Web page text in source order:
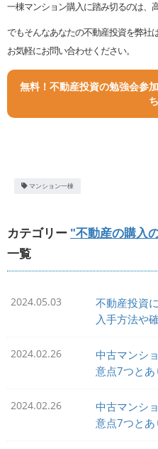
一棟マンション購入に踏み切るのは、
でもそんなあなたの不動産投資を弊社
お気軽にお問い合わせください。
無料！不動産投資の勉強会参
マンション一棟
カテゴリー "不動産の購入
一覧
2024.05.03
不動産投資
入手方法や
2024.02.26
中古マンシ
意点7つと
2024.02.26
中古マンシ
意点7つと